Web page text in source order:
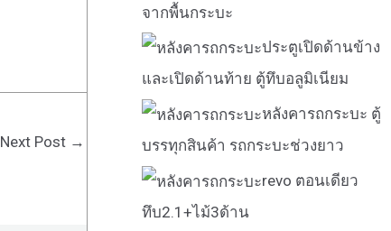
Next Post →
จากพื้นกระบะ
ประตูเปิดด้านข้าง
และเปิดด้านท้าย ตู้ทึบอลูมิเนียม
หลังคารถกระบะ ตู้
บรรทุกสินค้า รถกระบะช่วงยาว
revo ตอนเดียว
ทึบ2.1+ไม้3ด้าน